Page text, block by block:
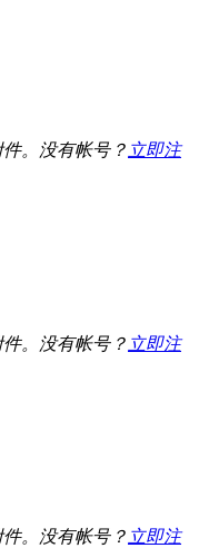
。没有帐号？ 立即注
。没有帐号？ 立即注
。没有帐号？ 立即注